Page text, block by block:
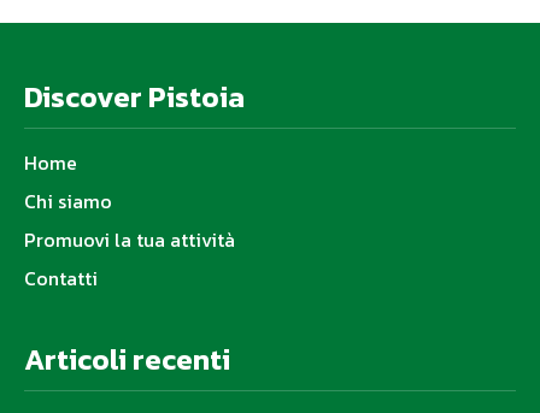
Discover Pistoia
Home
Chi siamo
Promuovi la tua attività
Contatti
Articoli recenti